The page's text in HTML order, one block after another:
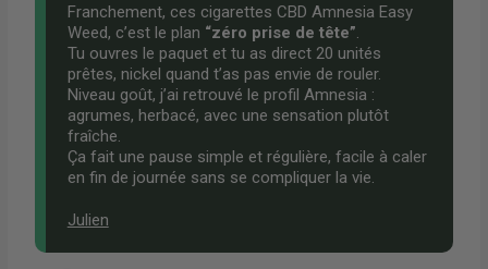
Franchement, ces cigarettes CBD Amnesia Easy
Weed, c’est le plan “zéro prise de tête”.
Tu ouvres le paquet et tu as direct 20 unités
prêtes, nickel quand t’as pas envie de rouler.
Niveau goût, j’ai retrouvé le profil Amnesia :
agrumes, herbacé, avec une sensation plutôt
fraîche.
Ça fait une pause simple et régulière, facile à caler
en fin de journée sans se compliquer la vie.
Julien